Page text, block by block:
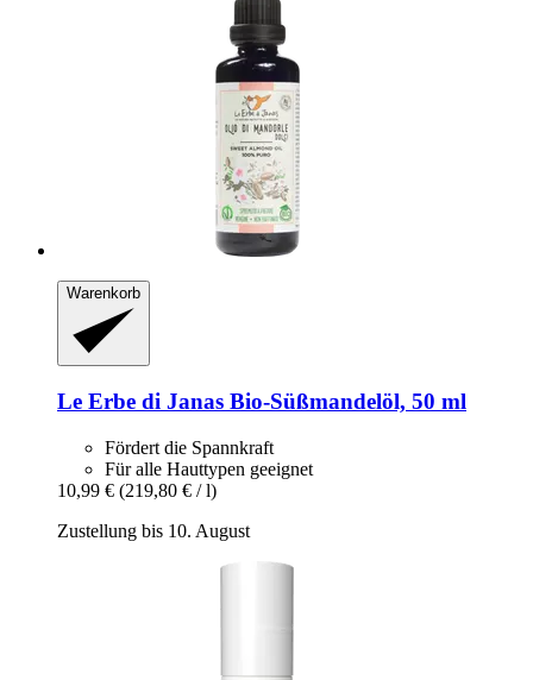
Warenkorb
Le Erbe di Janas Bio-​Süßmandelöl, 50 ml
Fördert die Spannkraft
Für alle Hauttypen geeignet
10,99 € (219,80 € / l)
Zustellung bis 10. August